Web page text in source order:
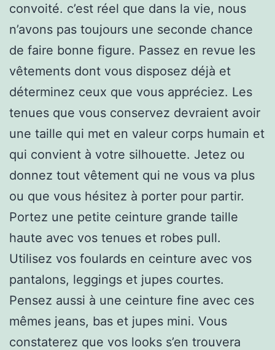
convoité. c’est réel que dans la vie, nous
n’avons pas toujours une seconde chance
de faire bonne figure. Passez en revue les
vêtements dont vous disposez déjà et
déterminez ceux que vous appréciez. Les
tenues que vous conservez devraient avoir
une taille qui met en valeur corps humain et
qui convient à votre silhouette. Jetez ou
donnez tout vêtement qui ne vous va plus
ou que vous hésitez à porter pour partir.
Portez une petite ceinture grande taille
haute avec vos tenues et robes pull.
Utilisez vos foulards en ceinture avec vos
pantalons, leggings et jupes courtes.
Pensez aussi à une ceinture fine avec ces
mêmes jeans, bas et jupes mini. Vous
constaterez que vos looks s’en trouvera